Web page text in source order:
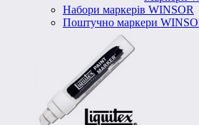
Набори маркерів WINSOR
Поштучно маркери